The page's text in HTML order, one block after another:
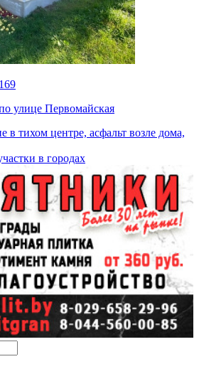
улице Первомайская
в тихом центре, асфальт возле дома,
в городах